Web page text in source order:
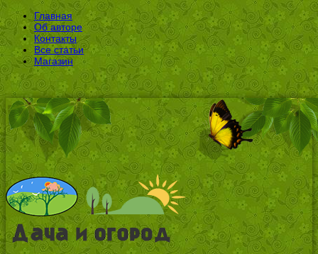
Главная
Об авторе
Контакты
Все статьи
Магазин